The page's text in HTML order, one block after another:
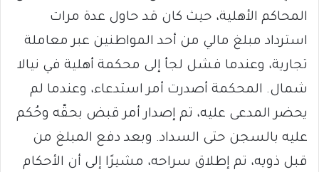
المحاكم الأهلية، حيث كان قد حاول عدة مرات
استرداد مبلغ مالي من أحد المواطنين عبر معاملة
تجارية، وعندما فشل لجأ إلى محكمة أهلية في نيالا
شمال. المحكمة أصدرت أمر استدعاء، وعندما لم
يحضر المدعى عليه، تم إصدار أمر قبض بحقّه وحُكم
عليه بالسجن حتى السداد. وبعد دفع المبلغ من
قبل ذويه، تم إطلاق سراحه، مشيرًا إلى أن الأحكام